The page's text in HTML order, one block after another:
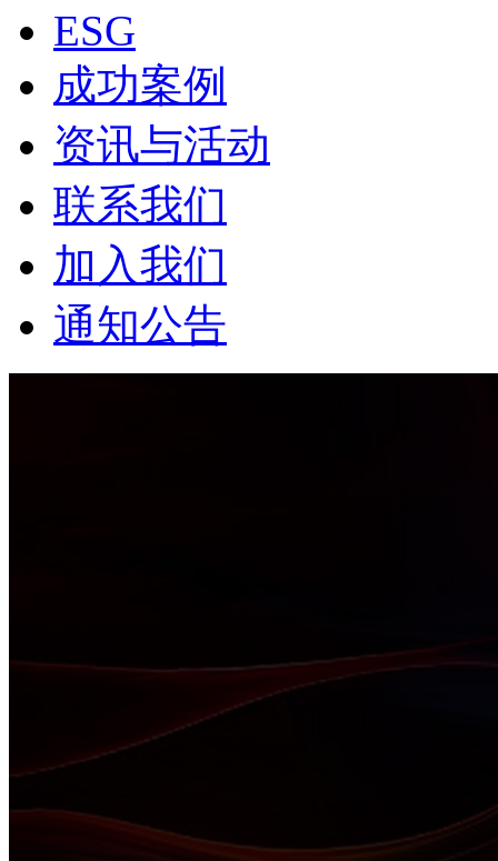
ESG
成功案例
资讯与活动
联系我们
加入我们
通知公告